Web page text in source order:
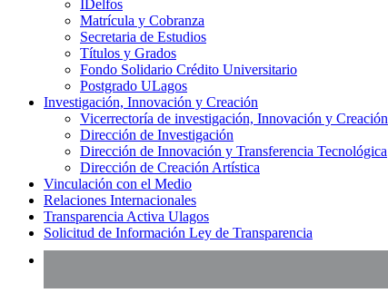
IDelfos
Matrícula y Cobranza
Secretaria de Estudios
Títulos y Grados
Fondo Solidario Crédito Universitario
Postgrado ULagos
Investigación, Innovación y Creación
Vicerrectoría de investigación, Innovación y Creación
Dirección de Investigación
Dirección de Innovación y Transferencia Tecnológica
Dirección de Creación Artística
Vinculación con el Medio
Relaciones Internacionales
Transparencia Activa Ulagos
Solicitud de Información Ley de Transparencia